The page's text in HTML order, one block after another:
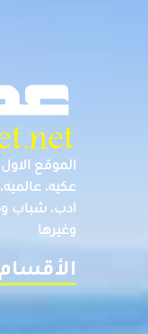
الموقع
عكيه،
ادب، شباب
وغيرها